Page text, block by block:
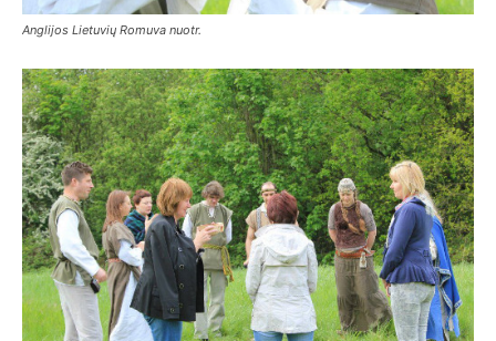
Anglijos Lietuvių Romuva nuotr.